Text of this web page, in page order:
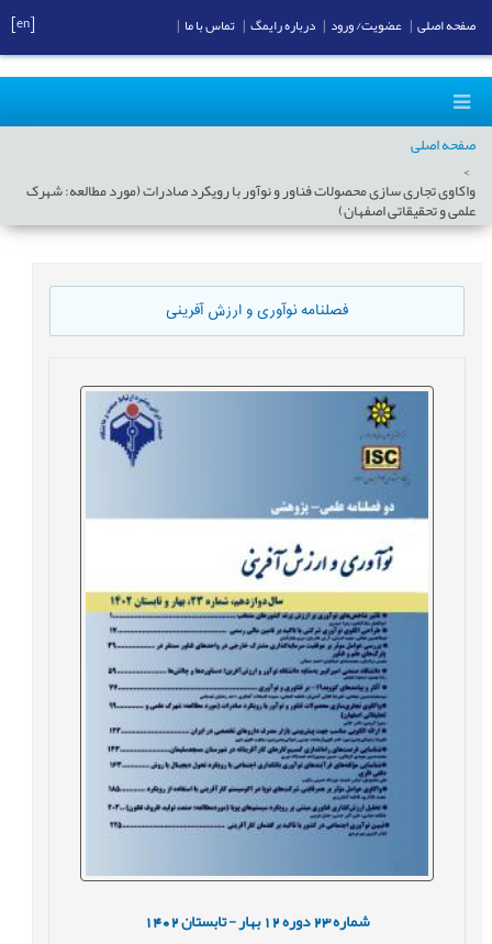
صفحه اصلی
واکاوی تجاری سازی محصولات فناور و نوآور با رویکرد صادرات (مورد مطالعه: شهرک
علمی و تحقیقاتی اصفهان)
فصلنامه نوآوری و ارزش آفرینی
شماره23 دوره12 بهار - تابستان1402
صفحه اصلی عضویت/ ورود درباره رایمگ تماس با ما